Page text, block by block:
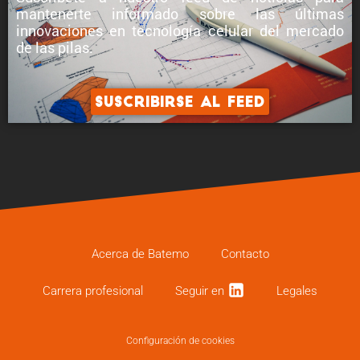
mantenerte informado sobrelas últimas
innovaciones en tecnología celulardel mercado
de las pilas.
Suscribirse al feed
Acerca de Batemo Contacto
Carrera profe­sional Seguir en Legales
Configuración de cookies